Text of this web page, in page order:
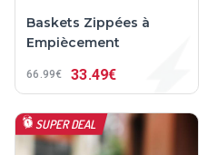
Baskets Zippées à
Empiècement
66 99€ 33 49€
SUPER DEAL